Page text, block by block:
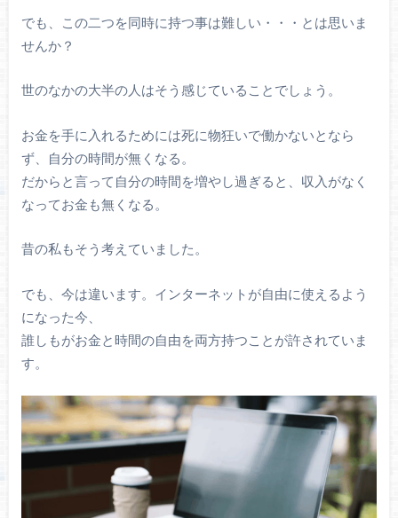
でも、この二つを同時に持つ事は難しい・・・とは思いま
せんか？
世のなかの大半の人はそう感じていることでしょう。
お金を手に入れるためには死に物狂いで働かないとなら
ず、自分の時間が無くなる。
だからと言って自分の時間を増やし過ぎると、収入がなく
なってお金も無くなる。
昔の私もそう考えていました。
でも、今は違います。インターネットが自由に使えるよう
になった今、
誰しもがお金と時間の自由を両方持つことが許されていま
す。